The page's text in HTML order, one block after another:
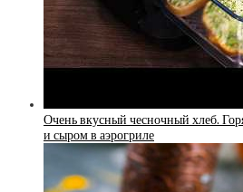
Очень вкусный чесночный хлеб.
и сыром в аэрогриле